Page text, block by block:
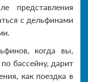
представления
с дельфинами
когда вы,
бассейну, дарит
как поездка в